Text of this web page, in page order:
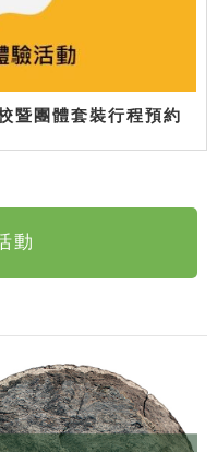
暨團體套裝行程預約
動